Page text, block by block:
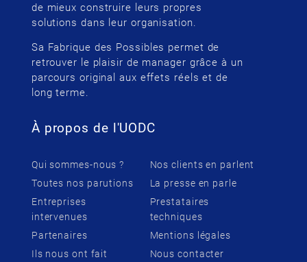
de mieux construire leurs propres
solutions dans leur organisation.
Sa Fabrique des Possibles permet de
retrouver le plaisir de manager grâce à un
parcours original aux effets réels et de
long terme.
À propos de l'UODC
Qui sommes-nous ?
Toutes nos parutions
Entreprises
intervenues
Partenaires
Ils nous ont fait
Nos clients en parlent
La presse en parle
Prestataires
techniques
Mentions légales
Nous contacter